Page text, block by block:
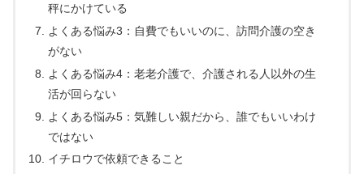
秤にかけている
よくある悩み3：自費でもいいのに、訪問介護の空き
がない
よくある悩み4：老老介護で、介護される人以外の生
活が回らない
よくある悩み5：気難しい親だから、誰でもいいわけ
ではない
イチロウで依頼できること